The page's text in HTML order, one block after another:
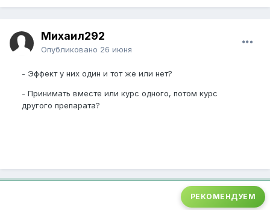
Михаил292
Опубликовано 26 июня
- Эффект у них один и тот же или нет?
- Принимать вместе или курс одного, потом курс
другого препарата?
РЕКОМЕНДУЕМ